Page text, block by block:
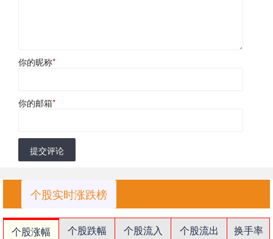
你的昵称*
你的邮箱*
提交评论
个股实时涨跌榜
个股涨幅 个股跌幅 个股流入 个股流出 换手率